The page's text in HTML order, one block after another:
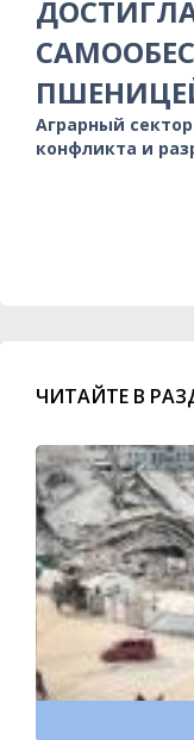
Аграрный
конфликта и
ЧИТАЙТЕ В